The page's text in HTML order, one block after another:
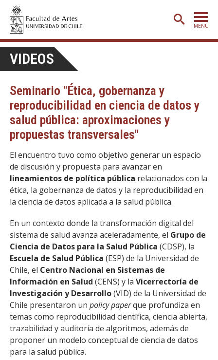
MENÚ
ETAPA BÁSICA
CARRERAS
POSTGRADO
CREACIÓNE INVESTIGACIÓN
BIBLIOTECA
DEPARTAMENTOS
FACULTAD
Estudiantes
Académicas/os
Funcionarias/os
Egresadas/os
VIDEOS
Seminario "Ética, gobernanza y
reproducibilidad en ciencia de datos y
salud pública: aproximaciones y
propuestas transversales"
El encuentro tuvo como objetivo generar un espacio
de discusión y propuesta para avanzar en
lineamientos de política pública relacionados con la
ética, la gobernanza de datos y la reproducibilidad en
la ciencia de datos aplicada a la salud pública.
En un contexto donde la transformación digital del
sistema de salud avanza aceleradamente, el Grupo de
Ciencia de Datos para la Salud Pública (CDSP), la
Escuela de Salud Pública (ESP) de la Universidad de
Chile, el Centro Nacional en Sistemas de
Información en Salud (CENS) y la Vicerrectoría de
Investigación y Desarrollo(VID) de la Universidad de
Chile presentaron un policy paperque profundiza en
temas como reproducibilidad científica, ciencia abierta,
trazabilidad y auditoría de algoritmos, además de
proponer un modelo conceptual de ciencia de datos
para la salud pública.